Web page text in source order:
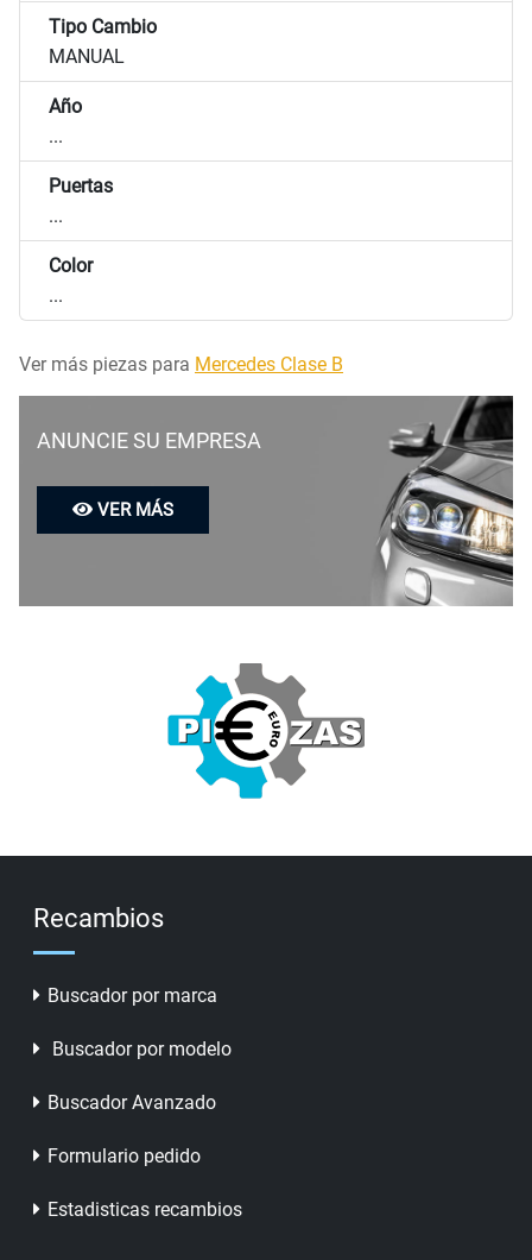
Tipo Cambio
MANUAL
Año
...
Puertas
...
Color
...
Ver más piezas para Mercedes Clase B
ANUNCIE SU EMPRESA
VER MÁS
Recambios
Buscador por marca
Buscador por modelo
Buscador Avanzado
Formulario pedido
Estadisticas recambios